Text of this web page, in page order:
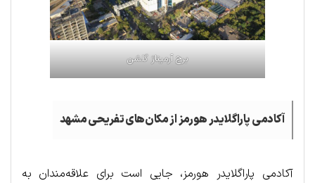
برج آرمیتاژ گلشن
آکادمی پاراگلایدر هورمز از مکان‌های تفریحی مشهد
آکادمی پاراگلایدر هورمز، جایی است برای علاقه‌مندان به